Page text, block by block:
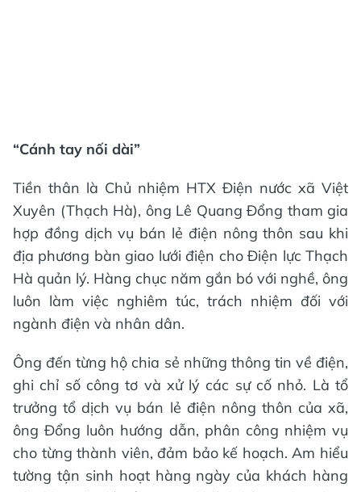
“Cánh tay nối dài”
Tiền thân là Chủ nhiệm HTX Điện nước xã Việt
Xuyên (Thạch Hà), ông Lê Quang Đổng tham gia
hợp đồng dịch vụ bán lẻ điện nông thôn sau khi
địa phương bàn giao lưới điện cho Điện lực Thạch
Hà quản lý. Hàng chục năm gắn bó với nghề, ông
luôn làm việc nghiêm túc, trách nhiệm đối với
ngành điện và nhân dân.
Ông đến từng hộ chia sẻ những thông tin về điện,
ghi chỉ số công tơ và xử lý các sự cố nhỏ. Là tổ
trưởng tổ dịch vụ bán lẻ điện nông thôn của xã,
ông Đổng luôn hướng dẫn, phân công nhiệm vụ
cho từng thành viên, đảm bảo kế hoạch. Am hiểu
tường tận sinh hoạt hàng ngày của khách hàng